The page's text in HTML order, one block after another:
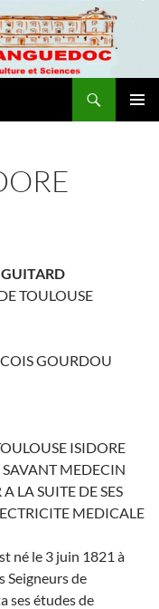
GUITARD
TOULOUSE
GOURDOU
ISIDORE
MEDECIN
LA SUITE DE SES
MEDICALE
né le 3 juin 1821 à
Seigneurs de
ses études de